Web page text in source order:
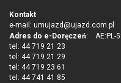
Kontakt
e-mail: umujazd@ujazd.com.pl
Adres do e-Doręczeń: AE:PL-
tel: 44 719 21 23
tel: 44 719 21 29
tel: 44 719 23 61
tel: 44 741 41 85